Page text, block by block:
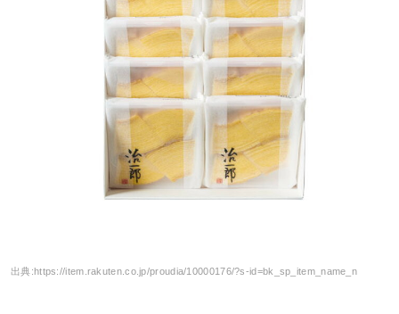
出典:https://item.rakuten.co.jp/proudia/10000176/?s-id=bk_sp_item_name_n